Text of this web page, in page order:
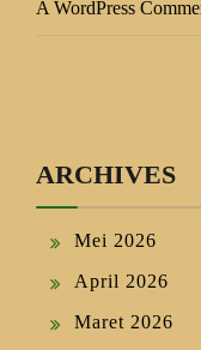
A WordPress
ARCHIVES
Mei 2026
April 2026
Maret 2026